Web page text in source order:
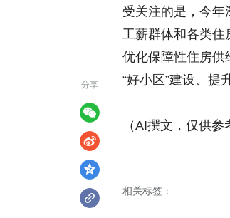
受关注的是，今年
工薪群体和各类住
优化保障性住房供
“好小区”建设、提
（AI撰文，仅供参
相关标签：
分享